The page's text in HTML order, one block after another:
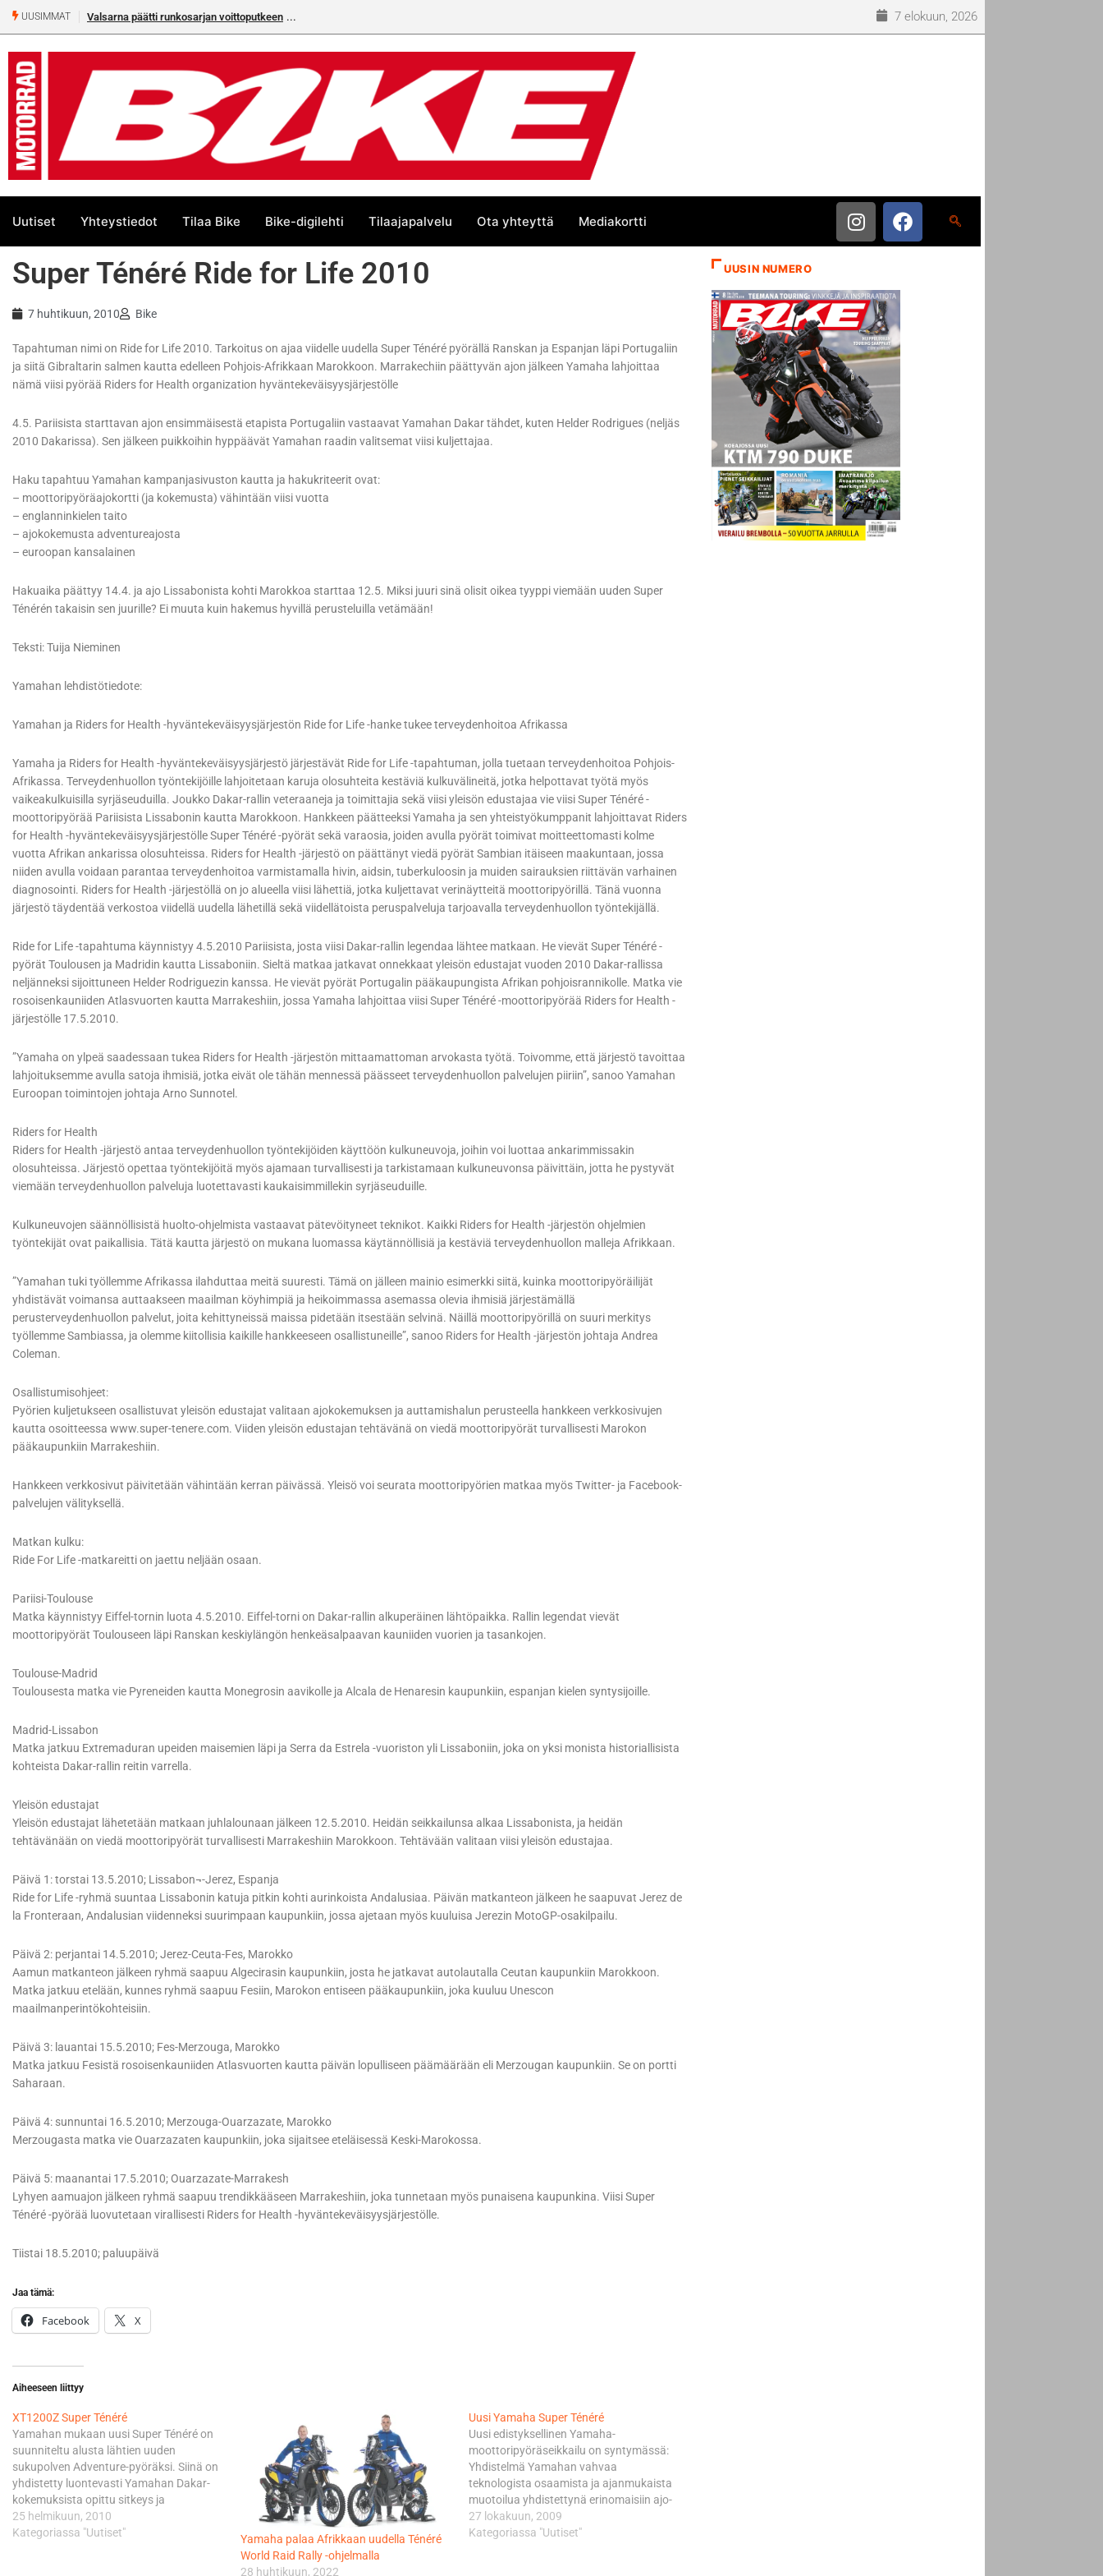
UUSIMMAT Valsarna päätti runkosarjan voittoputkeen
numeroa!
7 elokuun, 2026
Uutiset Yhteystiedot Tilaa Bike Bike-digilehti Tilaajapalvelu Ota yhteyttä Mediakortti
Super Ténéré Ride for Life 2010
7 huhtikuun, 2010 Bike
Tapahtuman nimi on Ride for Life 2010. Tarkoitus on ajaa viidelle uudella Super Ténéré pyörällä Ranskan ja Espanjan läpi Portugaliin
ja siitä Gibraltarin salmen kautta edelleen Pohjois-Afrikkaan Marokkoon. Marrakechiin päättyvän ajon jälkeen Yamaha lahjoittaa
nämä viisi pyörää Riders for Health organization hyväntekeväisyysjärjestölle
4.5. Pariisista starttavan ajon ensimmäisestä etapista Portugaliin vastaavat Yamahan Dakar tähdet, kuten Helder Rodrigues (neljäs
2010 Dakarissa). Sen jälkeen puikkoihin hyppäävät Yamahan raadin valitsemat viisi kuljettajaa.
Haku tapahtuu Yamahan kampanjasivuston kautta ja hakukriteerit ovat:
– moottoripyöräajokortti (ja kokemusta) vähintään viisi vuotta
– englanninkielen taito
– ajokokemusta adventureajosta
– euroopan kansalainen
Hakuaika päättyy 14.4. ja ajo Lissabonista kohti Marokkoa starttaa 12.5. Miksi juuri sinä olisit oikea tyyppi viemään uuden Super
Ténérén takaisin sen juurille? Ei muuta kuin hakemus hyvillä perusteluilla vetämään!
Teksti: Tuija Nieminen
Yamahan lehdistötiedote:
Yamahan ja Riders for Health -hyväntekeväisyysjärjestön Ride for Life -hanke tukee terveydenhoitoa Afrikassa
Yamaha ja Riders for Health -hyväntekeväisyysjärjestö järjestävät Ride for Life -tapahtuman, jolla tuetaan terveydenhoitoa Pohjois-
Afrikassa. Terveydenhuollon työntekijöille lahjoitetaan karuja olosuhteita kestäviä kulkuvälineitä, jotka helpottavat työtä myös
vaikeakulkuisilla syrjäseuduilla. Joukko Dakar-rallin veteraaneja ja toimittajia sekä viisi yleisön edustajaa vie viisi Super Ténéré -
moottoripyörää Pariisista Lissabonin kautta Marokkoon. Hankkeen päätteeksi Yamaha ja sen yhteistyökumppanit lahjoittavat Riders
for Health -hyväntekeväisyysjärjestölle Super Ténéré -pyörät sekä varaosia, joiden avulla pyörät toimivat moitteettomasti kolme
vuotta Afrikan ankarissa olosuhteissa. Riders for Health -järjestö on päättänyt viedä pyörät Sambian itäiseen maakuntaan, jossa
niiden avulla voidaan parantaa terveydenhoitoa varmistamalla hivin, aidsin, tuberkuloosin ja muiden sairauksien riittävän varhainen
diagnosointi. Riders for Health -järjestöllä on jo alueella viisi lähettiä, jotka kuljettavat verinäytteitä moottoripyörillä. Tänä vuonna
järjestö täydentää verkostoa viidellä uudella lähetillä sekä viidellätoista peruspalveluja tarjoavalla terveydenhuollon työntekijällä.
Ride for Life -tapahtuma käynnistyy 4.5.2010 Pariisista, josta viisi Dakar-rallin legendaa lähtee matkaan. He vievät Super Ténéré -
pyörät Toulousen ja Madridin kautta Lissaboniin. Sieltä matkaa jatkavat onnekkaat yleisön edustajat vuoden 2010 Dakar-rallissa
neljänneksi sijoittuneen Helder Rodriguezin kanssa. He vievät pyörät Portugalin pääkaupungista Afrikan pohjoisrannikolle. Matka vie
rosoisenkauniiden Atlasvuorten kautta Marrakeshiin, jossa Yamaha lahjoittaa viisi Super Ténéré -moottoripyörää Riders for Health -
järjestölle 17.5.2010.
”Yamaha on ylpeä saadessaan tukea Riders for Health -järjestön mittaamattoman arvokasta työtä. Toivomme, että järjestö tavoittaa
lahjoituksemme avulla satoja ihmisiä, jotka eivät ole tähän mennessä päässeet terveydenhuollon palvelujen piiriin”, sanoo Yamahan
Euroopan toimintojen johtaja Arno Sunnotel.
Riders for Health
Riders for Health -järjestö antaa terveydenhuollon työntekijöiden käyttöön kulkuneuvoja, joihin voi luottaa ankarimmissakin
olosuhteissa. Järjestö opettaa työntekijöitä myös ajamaan turvallisesti ja tarkistamaan kulkuneuvonsa päivittäin, jotta he pystyvät
viemään terveydenhuollon palveluja luotettavasti kaukaisimmillekin syrjäseuduille.
Kulkuneuvojen säännöllisistä huolto-ohjelmista vastaavat pätevöityneet teknikot. Kaikki Riders for Health -järjestön ohjelmien
työntekijät ovat paikallisia. Tätä kautta järjestö on mukana luomassa käytännöllisiä ja kestäviä terveydenhuollon malleja Afrikkaan.
”Yamahan tuki työllemme Afrikassa ilahduttaa meitä suuresti. Tämä on jälleen mainio esimerkki siitä, kuinka moottoripyöräilijät
yhdistävät voimansa auttaakseen maailman köyhimpiä ja heikoimmassa asemassa olevia ihmisiä järjestämällä
perusterveydenhuollon palvelut, joita kehittyneissä maissa pidetään itsestään selvinä. Näillä moottoripyörillä on suuri merkitys
työllemme Sambiassa, ja olemme kiitollisia kaikille hankkeeseen osallistuneille”, sanoo Riders for Health -järjestön johtaja Andrea
Coleman.
Osallistumisohjeet:
Pyörien kuljetukseen osallistuvat yleisön edustajat valitaan ajokokemuksen ja auttamishalun perusteella hankkeen verkkosivujen
kautta osoitteessa www.super-tenere.com. Viiden yleisön edustajan tehtävänä on viedä moottoripyörät turvallisesti Marokon
pääkaupunkiin Marrakeshiin.
Hankkeen verkkosivut päivitetään vähintään kerran päivässä. Yleisö voi seurata moottoripyörien matkaa myös Twitter- ja Facebook-
palvelujen välityksellä.
Matkan kulku:
Ride For Life -matkareitti on jaettu neljään osaan.
Pariisi-Toulouse
Matka käynnistyy Eiffel-tornin luota 4.5.2010. Eiffel-torni on Dakar-rallin alkuperäinen lähtöpaikka. Rallin legendat vievät
moottoripyörät Toulouseen läpi Ranskan keskiylängön henkeäsalpaavan kauniiden vuorien ja tasankojen.
Toulouse-Madrid
Toulousesta matka vie Pyreneiden kautta Monegrosin aavikolle ja Alcala de Henaresin kaupunkiin, espanjan kielen syntysijoille.
Madrid-Lissabon
Matka jatkuu Extremaduran upeiden maisemien läpi ja Serra da Estrela -vuoriston yli Lissaboniin, joka on yksi monista historiallisista
kohteista Dakar-rallin reitin varrella.
Yleisön edustajat
Yleisön edustajat lähetetään matkaan juhlalounaan jälkeen 12.5.2010. Heidän seikkailunsa alkaa Lissabonista, ja heidän
tehtävänään on viedä moottoripyörät turvallisesti Marrakeshiin Marokkoon. Tehtävään valitaan viisi yleisön edustajaa.
Päivä 1: torstai 13.5.2010; Lissabon¬-Jerez, Espanja
Ride for Life -ryhmä suuntaa Lissabonin katuja pitkin kohti aurinkoista Andalusiaa. Päivän matkanteon jälkeen he saapuvat Jerez de
la Fronteraan, Andalusian viidenneksi suurimpaan kaupunkiin, jossa ajetaan myös kuuluisa Jerezin MotoGP-osakilpailu.
Päivä 2: perjantai 14.5.2010; Jerez-Ceuta-Fes, Marokko
Aamun matkanteon jälkeen ryhmä saapuu Algecirasin kaupunkiin, josta he jatkavat autolautalla Ceutan kaupunkiin Marokkoon.
Matka jatkuu etelään, kunnes ryhmä saapuu Fesiin, Marokon entiseen pääkaupunkiin, joka kuuluu Unescon
maailmanperintökohteisiin.
Päivä 3: lauantai 15.5.2010; Fes-Merzouga, Marokko
Matka jatkuu Fesistä rosoisenkauniiden Atlasvuorten kautta päivän lopulliseen päämäärään eli Merzougan kaupunkiin. Se on portti
Saharaan.
Päivä 4: sunnuntai 16.5.2010; Merzouga-Ouarzazate, Marokko
Merzougasta matka vie Ouarzazaten kaupunkiin, joka sijaitsee eteläisessä Keski-Marokossa.
Päivä 5: maanantai 17.5.2010; Ouarzazate-Marrakesh
Lyhyen aamuajon jälkeen ryhmä saapuu trendikkääseen Marrakeshiin, joka tunnetaan myös punaisena kaupunkina. Viisi Super
Ténéré -pyörää luovutetaan virallisesti Riders for Health -hyväntekeväisyysjärjestölle.
Tiistai 18.5.2010; paluupäivä
Jaa tämä:
Facebook X
Aiheeseen liittyy
XT1200Z Super Ténéré
Yamahan mukaan uusi Super Ténéré on
suunniteltu alusta lähtien uuden
sukupolven Adventure-pyöräksi. Siinä on
yhdistetty luontevasti Yamahan Dakar-
kokemuksista opittu sitkeys ja
luotettavuus kevyeen käsiteltävyyteen ja
edistykselliseen teknologiaan. Vuoden
25 helmikuun, 2010
Kategoriassa "Uutiset"
Yamaha palaa Afrikkaan uudella Ténéré
World Raid Rally -ohjelmalla
28 huhtikuun, 2022
Uusi Yamaha Super Ténéré
Uusi edistyksellinen Yamaha-
moottoripyöräseikkailu on syntymässä:
Yhdistelmä Yamahan vahvaa
teknologista osaamista ja ajanmukaista
muotoilua yhdistettynä erinomaisiin ajo-
ominaisuuksiin. Yamaha Ténéré -
mallistosta syntyi legenda tunnetun
27 lokakuun, 2009
Kategoriassa "Uutiset"
UUSIN NUMERO